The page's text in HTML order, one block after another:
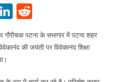
m
Li
n
k
dI
e
d
t
पटना के सभागार में पटना शहर
की जयंती पर विवेकानंद शिक्षा